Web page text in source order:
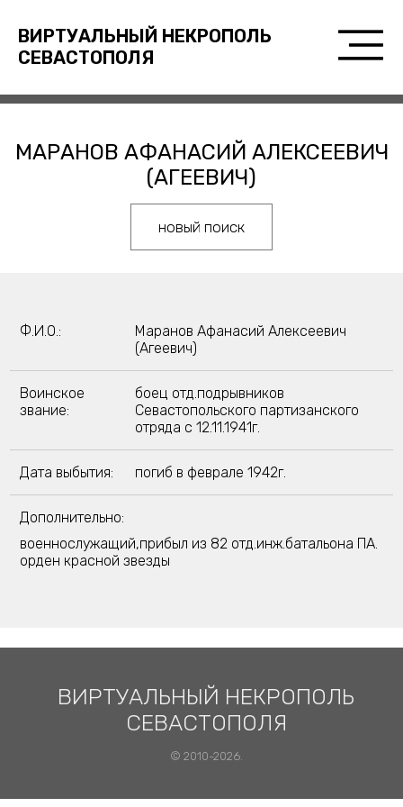
ВИРТУАЛЬНЫЙ НЕКРОПОЛЬ
СЕВАСТОПОЛЯ
МАРАНОВ АФАНАСИЙ АЛЕКСЕЕВИЧ
(АГЕЕВИЧ)
новый поиск
Ф.И.О.:
Маранов Афанасий Алексеевич
(Агеевич)
Воинское
звание:
боец отд.подрывников
Севастопольского партизанского
отряда с 12.11.1941г.
Дата выбытия: погиб в феврале 1942г.
Дополнительно:
военнослужащий,прибыл из 82 отд.инж.батальона ПА.
орден красной звезды
ВИРТУАЛЬНЫЙ НЕКРОПОЛЬ
СЕВАСТОПОЛЯ
© 2010-2026.